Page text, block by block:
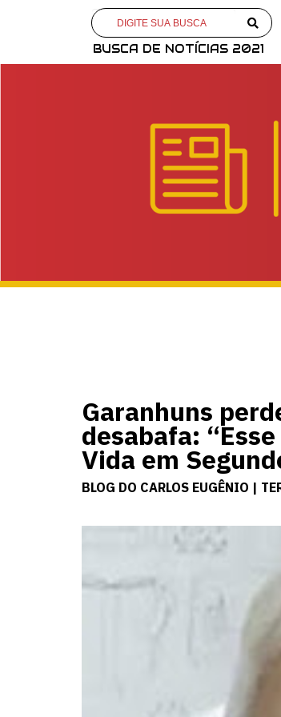
BUSCA DE NOTÍCIAS 2021
Garanhuns
desabafa:
Vida em
BLOG DO CARLOS EUGÊNIO |